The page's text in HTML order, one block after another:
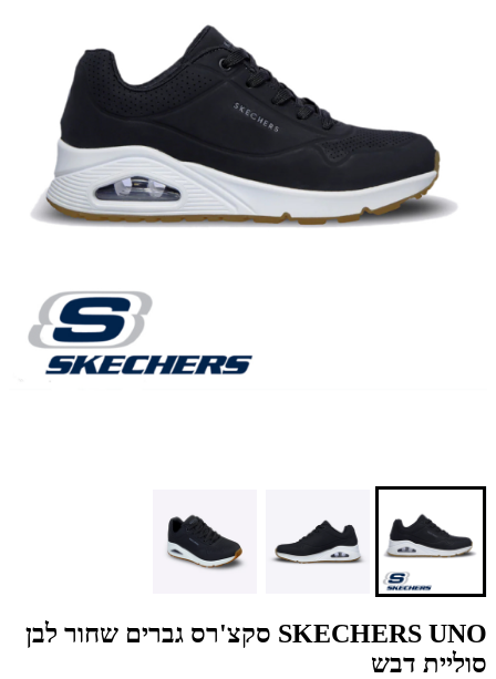
SKECHERS UNO סקצ'רס גברים שחור לבן
סוליית דבש